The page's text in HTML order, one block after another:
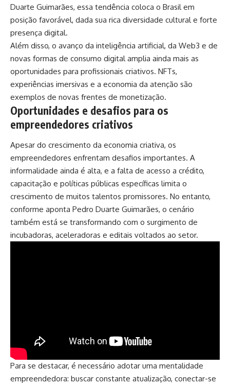
Duarte Guimarães, essa tendência coloca o Brasil em
posição favorável, dada sua rica diversidade cultural e forte
presença digital.
Além disso, o avanço da inteligência artificial, da Web3 e de
novas formas de consumo digital amplia ainda mais as
oportunidades para profissionais criativos. NFTs,
experiências imersivas e a economia da atenção são
exemplos de novas frentes de monetização.
Oportunidades e desafios para os
empreendedores criativos
Apesar do crescimento da economia criativa, os
empreendedores enfrentam desafios importantes. A
informalidade ainda é alta, e a falta de acesso a crédito,
capacitação e políticas públicas específicas limita o
crescimento de muitos talentos promissores. No entanto,
conforme aponta Pedro Duarte Guimarães, o cenário
também está se transformando com o surgimento de
incubadoras, aceleradoras e editais voltados ao setor.
Para se destacar, é necessário adotar uma mentalidade
empreendedora: buscar constante atualização, conectar-se